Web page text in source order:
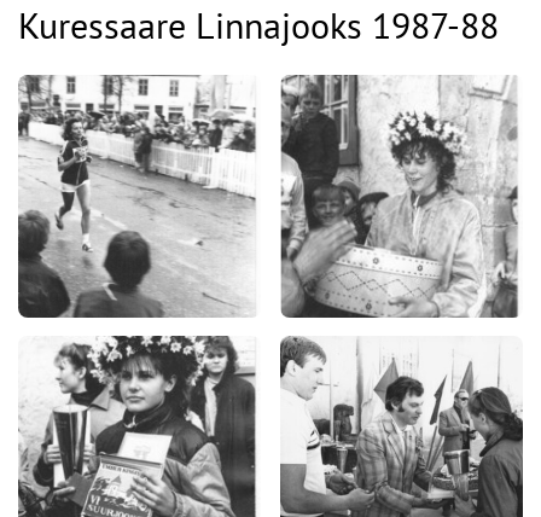
Kuressaare Linnajooks 1987-88